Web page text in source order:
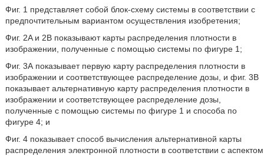
Фиг. 1 представляет собой блок-схему системы в соответствии с
предпочтительным вариантом осуществления изобретения;
Фиг. 2A и 2B показывают карты распределения плотности в
изображении, полученные с помощью системы по фигуре 1;
Фиг. 3А показывает первую карту распределения плотности в
изображении и соответствующее распределение дозы, и фиг. 3B
показывает альтернативную карту распределения плотности в
изображении и соответствующее распределение дозы,
полученные с помощью системы по фигуре 1 и способа по
фигуре 4; и
Фиг. 4 показывает способ вычисления альтернативной карты
распределения электронной плотности в соответствии с аспектом